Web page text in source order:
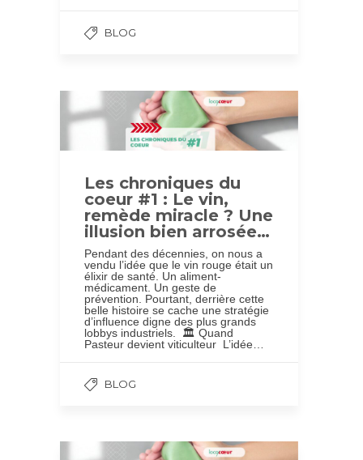
BLOG
Les chroniques du
coeur #1 : Le vin,
remède miracle ? Une
illusion bien arrosée…
Pendant des décennies, on nous a
vendu l’idée que le vin rouge était un
élixir de santé. Un aliment-
médicament. Un geste de
prévention. Pourtant, derrière cette
belle histoire se cache une stratégie
d’influence digne des plus grands
lobbys industriels. 🏛️ Quand
Pasteur devient viticulteur L’idée…
BLOG